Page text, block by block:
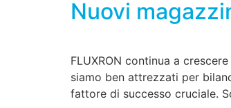
Nuovi
FLUXRON continua a
siamo ben attrezzati per
fattore di successo cruciale.